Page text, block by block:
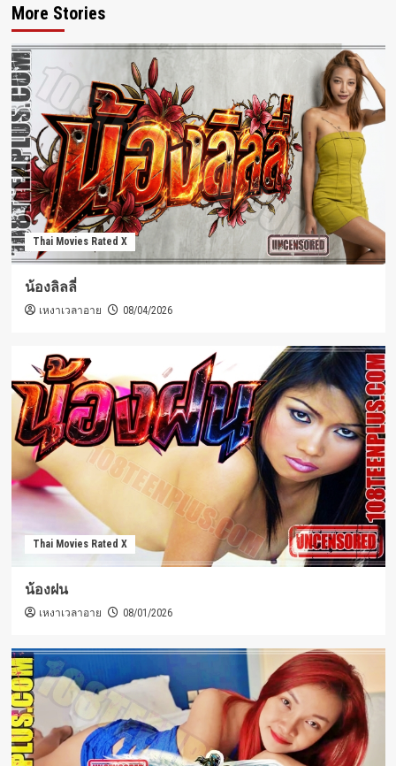
More Stories
Thai Movies Rated X
น้องลิลลี่
เหงาเวลาอาย 08/04/2026
Thai Movies Rated X
น้องฝน
เหงาเวลาอาย 08/01/2026